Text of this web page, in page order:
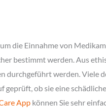
die Einnahme von
bestimmt werden. Aus
durchgeführt werden. Viele
geprüft, ob sie eine schädliche
Appkönnen Sie sehr